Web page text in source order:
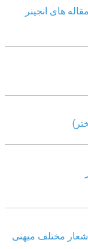
های انجینر
مختلف میهنی